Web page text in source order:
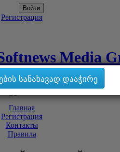
Войти
Регистрация
Media
Главная
Регистрация
Контакты
Правила
სანახავად დააჭირე